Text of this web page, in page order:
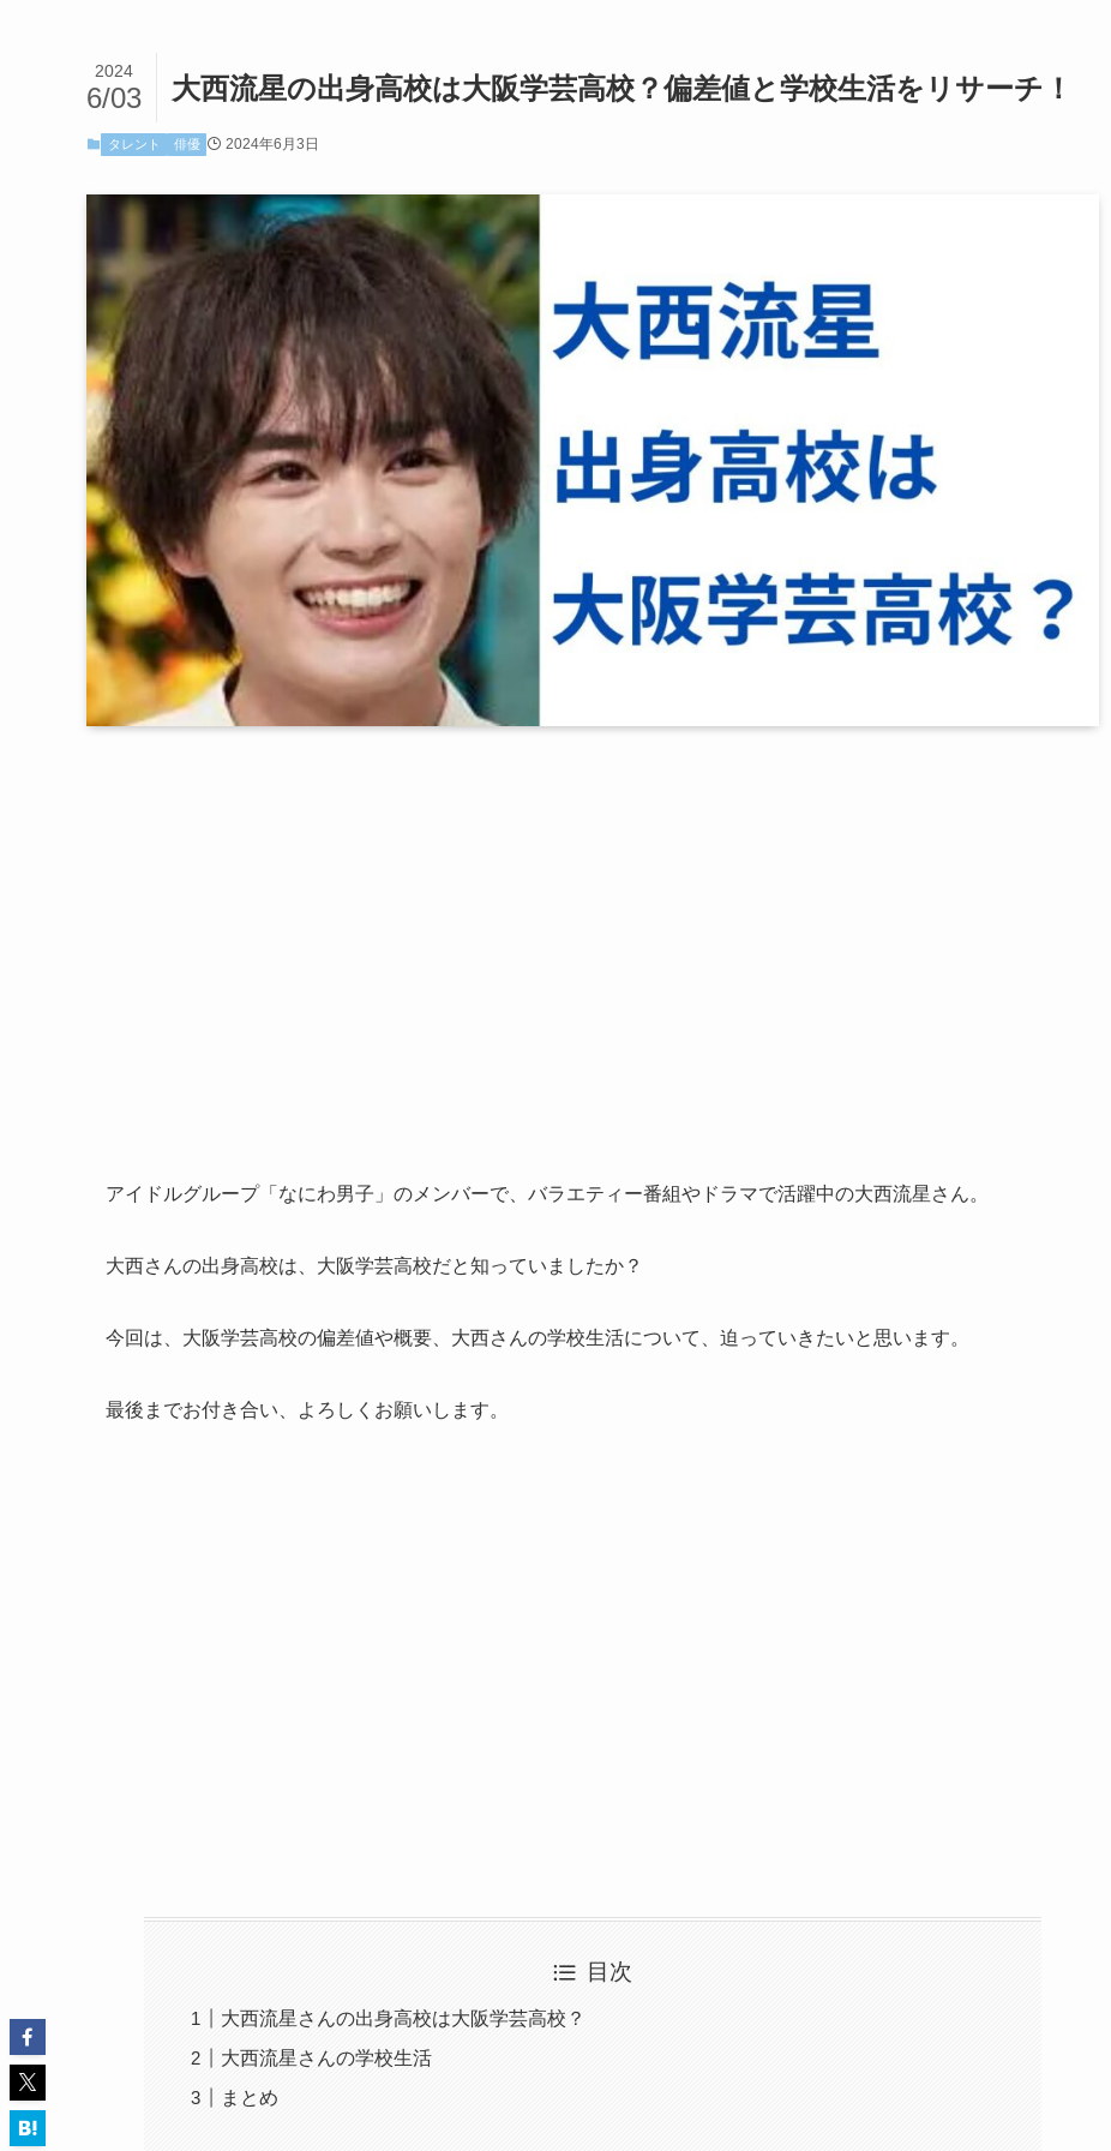
大西流星の出身高校は大阪学芸高校？偏差値と学校生活をリサーチ！
2024
6/03
タレント 俳優 2024年6月3日
アイドルグループ「なにわ男子」のメンバーで、バラエティー番組やドラマで活躍中の大西流星さん。
大西さんの出身高校は、大阪学芸高校だと知っていましたか？
今回は、大阪学芸高校の偏差値や概要、大西さんの学校生活について、迫っていきたいと思います。
最後までお付き合い、よろしくお願いします。
目次
大西流星さんの出身高校は大阪学芸高校？
大西流星さんの学校生活
まとめ